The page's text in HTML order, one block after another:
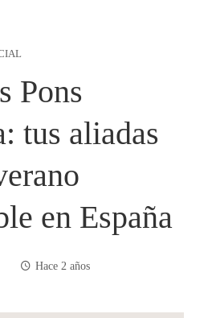
Pons
tus aliadas
en España
Hace 2 años